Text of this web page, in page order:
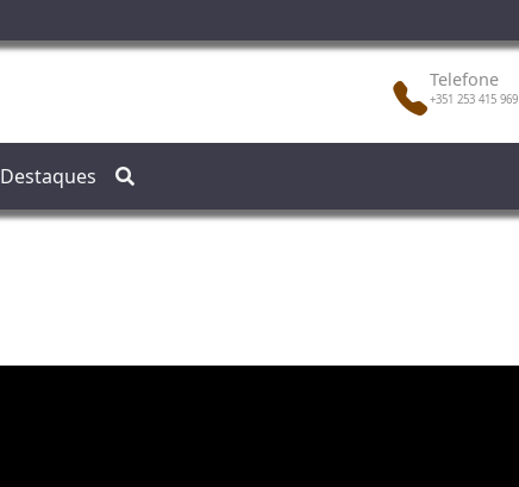
Telefone
+351 253 415 969
Destaques